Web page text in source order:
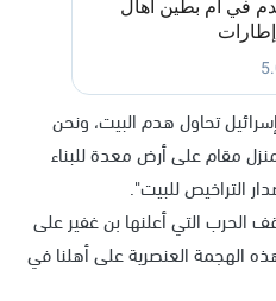
تحاول هدم البيت، ونحن
مقام على أرض معدة للبناء
التراخيص للبيت".
الحرب التي أعلنها بن غفير على
الهجمة العنصرية على أهلنا في